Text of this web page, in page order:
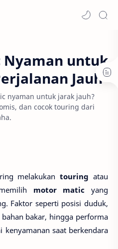
untuk
Jauh
nyaman untuk jarak jauh?
dan cocok touring dari
melakukantouringatau
motor matic yang
Faktor seperti posisi duduk,
bakar, hingga performa
kenyamanan saat berkendara